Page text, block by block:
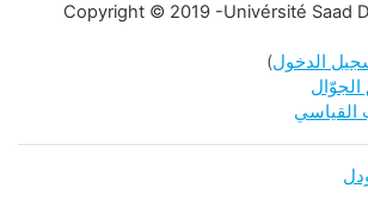
Copyright © 2019 -Univérsité Saad
الدخول)
القياسي